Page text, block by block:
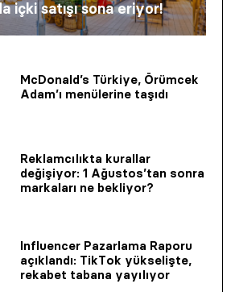
içki satışı sona eriyor!
McDonald’s Türkiye, Örümcek
Adam’ı menülerine taşıdı
Reklamcılıkta kurallar
değişiyor: 1 Ağustos’tan sonra
markaları ne bekliyor?
Influencer Pazarlama Raporu
açıklandı: TikTok yükselişte,
rekabet tabana yayılıyor